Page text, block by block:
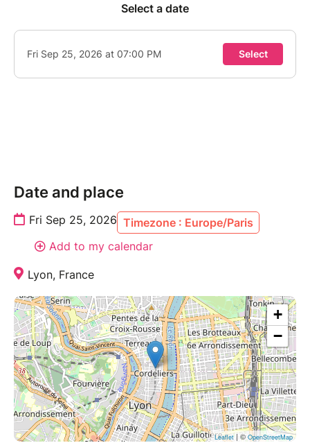
Date and place
Fri Sep 25, 2026 Timezone : Europe/Paris
Add to my calendar
Lyon, France
+
−
Leaflet| ©OpenStreetMap